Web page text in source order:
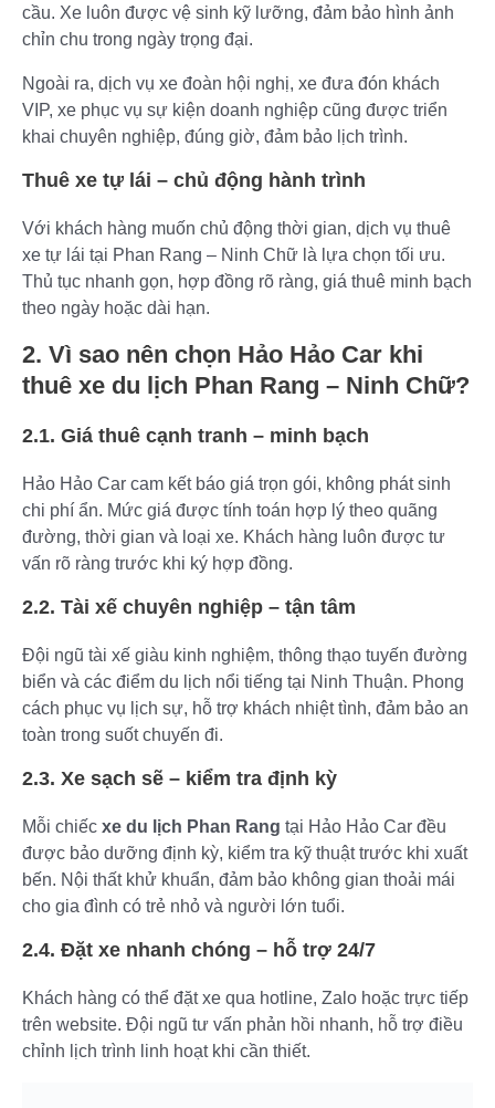
cầu. Xe luôn được vệ sinh kỹ lưỡng, đảm bảo hình ảnh
chỉn chu trong ngày trọng đại.
Ngoài ra, dịch vụ xe đoàn hội nghị, xe đưa đón khách
VIP, xe phục vụ sự kiện doanh nghiệp cũng được triển
khai chuyên nghiệp, đúng giờ, đảm bảo lịch trình.
Thuê xe tự lái – chủ động hành trình
Với khách hàng muốn chủ động thời gian, dịch vụ thuê
xe tự lái tại Phan Rang – Ninh Chữ là lựa chọn tối ưu.
Thủ tục nhanh gọn, hợp đồng rõ ràng, giá thuê minh bạch
theo ngày hoặc dài hạn.
2. Vì sao nên chọn Hảo Hảo Car khi
thuê xe du lịch Phan Rang – Ninh Chữ?
2.1. Giá thuê cạnh tranh – minh bạch
Hảo Hảo Car cam kết báo giá trọn gói, không phát sinh
chi phí ẩn. Mức giá được tính toán hợp lý theo quãng
đường, thời gian và loại xe. Khách hàng luôn được tư
vấn rõ ràng trước khi ký hợp đồng.
2.2. Tài xế chuyên nghiệp – tận tâm
Đội ngũ tài xế giàu kinh nghiệm, thông thạo tuyến đường
biển và các điểm du lịch nổi tiếng tại Ninh Thuận. Phong
cách phục vụ lịch sự, hỗ trợ khách nhiệt tình, đảm bảo an
toàn trong suốt chuyến đi.
2.3. Xe sạch sẽ – kiểm tra định kỳ
Mỗi chiếc xe du lịch Phan Rang tại Hảo Hảo Car đều
được bảo dưỡng định kỳ, kiểm tra kỹ thuật trước khi xuất
bến. Nội thất khử khuẩn, đảm bảo không gian thoải mái
cho gia đình có trẻ nhỏ và người lớn tuổi.
2.4. Đặt xe nhanh chóng – hỗ trợ 24/7
Khách hàng có thể đặt xe qua hotline, Zalo hoặc trực tiếp
trên website. Đội ngũ tư vấn phản hồi nhanh, hỗ trợ điều
chỉnh lịch trình linh hoạt khi cần thiết.